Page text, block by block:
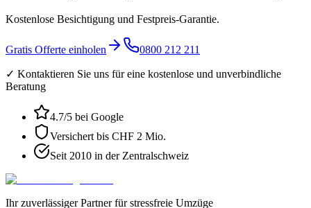
Kostenlose Besichtigung und Festpreis-Garantie.
Gratis Offerte einholen 0800 212 211
✓ Kontaktieren Sie uns für eine kostenlose und unverbindliche
Beratung
4.7/5 bei Google
Versichert bis CHF 2 Mio.
Seit 2010 in der Zentralschweiz
Ihr zuverlässiger Partner für stressfreie Umzüge